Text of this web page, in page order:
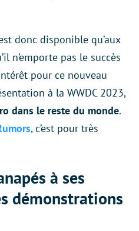
donc disponible qu’aux
n’emporte pas le succès
pour ce nouveau
à la WWDC 2023,
dans le reste du monde.
, c’est pour très
à ses
démonstrations